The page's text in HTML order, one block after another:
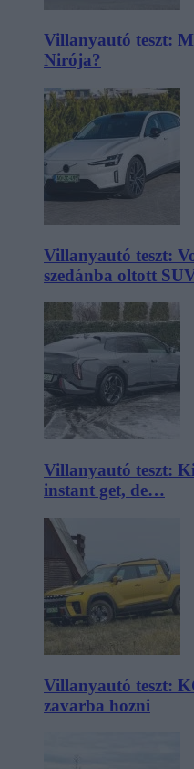
Villanyautó teszt:
Nirója?
Villanyautó teszt:
szedánba oltott
Villanyautó teszt:
instant get, de…
Villanyautó teszt:
zavarba hozni